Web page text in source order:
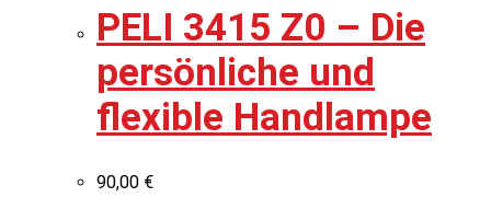
PELI 3415 Z0 – Die
persönliche und
flexible Handlampe
90,00 €